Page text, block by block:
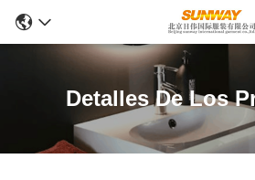
Detalles De Los